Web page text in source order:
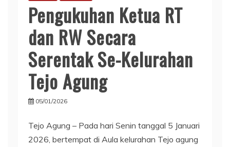
Pengukuhan Ketua RT
dan RW Secara
Serentak Se-Kelurahan
Tejo Agung
05/01/2026
Tejo Agung – Pada hari Senin tanggal 5 Januari
2026, bertempat di Aula kelurahan Tejo agung